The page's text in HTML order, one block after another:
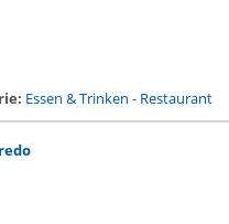
Essen & Trinken - Restaurant